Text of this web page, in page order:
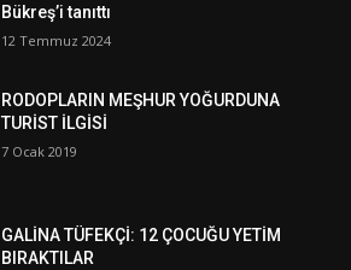
Bükreş’i tanıttı
12 Temmuz 2024
RODOPLARIN MEŞHUR YOĞURDUNA
TURİST İLGİSİ
7 Ocak 2019
GALİNA TÜFEKÇİ: 12 ÇOCUĞU YETİM
BIRAKTILAR